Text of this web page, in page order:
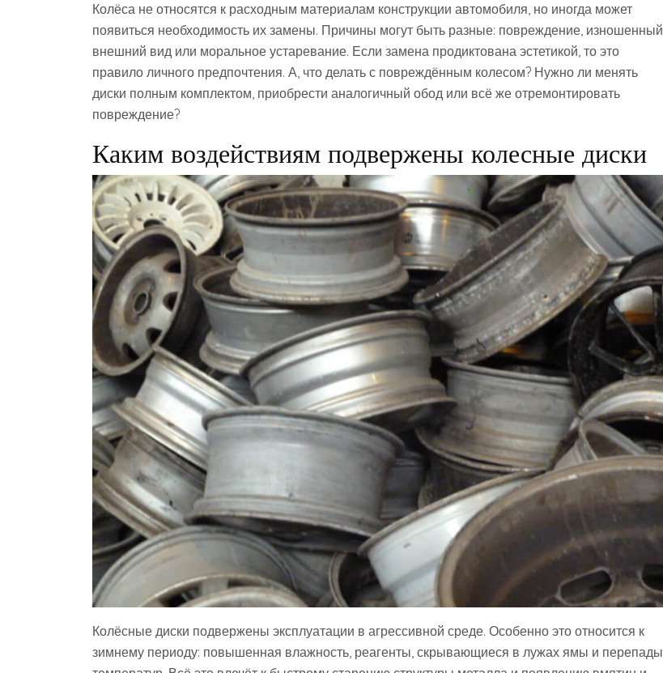
Колёса не относятся к расходным материалам конструкции автомобиля, но иногда может
появиться необходимость их замены. Причины могут быть разные: повреждение, изношенный
внешний вид или моральное устаревание. Если замена продиктована эстетикой, то это
правило личного предпочтения. А, что делать с повреждённым колесом? Нужно ли менять
диски полным комплектом, приобрести аналогичный обод или всё же отремонтировать
повреждение?
Каким воздействиям подвержены колесные диски
Колёсные диски подвержены эксплуатации в агрессивной среде. Особенно это относится к
зимнему периоду: повышенная влажность, реагенты, скрывающиеся в лужах ямы и перепады